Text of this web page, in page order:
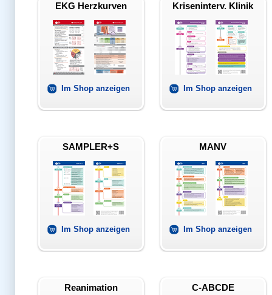
EKG Herzkurven
Im Shop anzeigen
Kriseninterv. Klinik
Im Shop anzeigen
SAMPLER+S
Im Shop anzeigen
MANV
Im Shop anzeigen
Reanimation C-ABCDE